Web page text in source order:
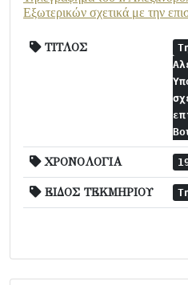
Εξωτερικών σχετικά με την
ΤΙΤΛΟΣ
ΧΡΟΝΟΛΟΓΙΑ
ΕΙΔΟΣ ΤΕΚΜΗΡΙΟΥ